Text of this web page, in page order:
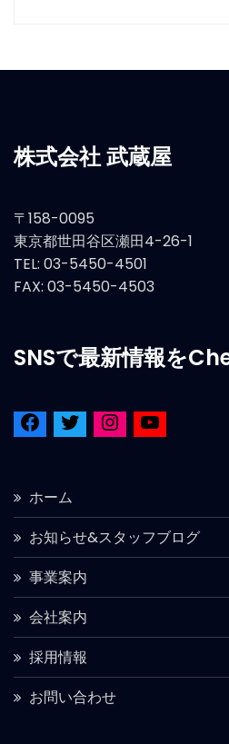
株式会社 武蔵屋
〒158-0095
東京都世田谷区瀬田4-26-1
TEL: 03-5450-4501
FAX: 03-5450-4503
SNSで最新情報を
ホーム
お知らせ&スタッフブログ
事業案内
会社案内
採用情報
お問い合わせ